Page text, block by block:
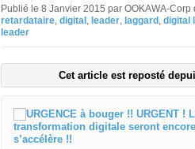
Publié le 8 Janvier 2015 par OOKAWA-Corp
retardataire, digital , leader, laggard , digital
leader
Cet article est reposté